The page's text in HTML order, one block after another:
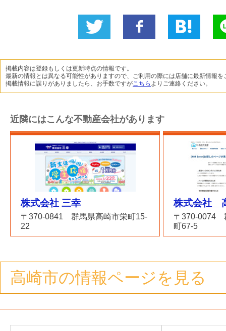
に投稿
ね！
掲載内容は登録もしくは更新時点の情報です。
最新の情報とは異なる可能性がありますので、ご利用の際には店舗に最新情報を
掲載情報に誤りがありましたら、お手数ですがこちら よりご連絡ください。
近隣にはこんな不動産会社があります
株式会社 三幸
〒370-0841 群馬県高崎市栄町15-
22
株式会社
〒370-0074
町67-5
高崎市の情報ページを見る